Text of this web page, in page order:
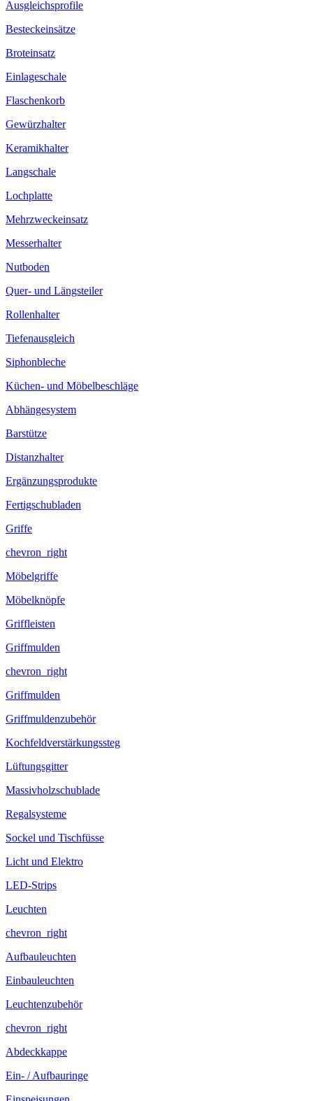
Ausgleichsprofile
Besteckeinsätze
Broteinsatz
Einlageschale
Flaschenkorb
Gewürzhalter
Keramikhalter
Langschale
Lochplatte
Mehrzweckeinsatz
Messerhalter
Nutboden
Quer- und Längsteiler
Rollenhalter
Tiefenausgleich
Siphonbleche
Küchen- und Möbelbeschläge
Abhängesystem
Barstütze
Distanzhalter
Ergänzungsprodukte
Fertigschubladen
Griffe
chevron_right
Möbelgriffe
Möbelknöpfe
Griffleisten
Griffmulden
chevron_right
Griffmulden
Griffmuldenzubehör
Kochfeldverstärkungssteg
Lüftungsgitter
Massivholzschublade
Regalsysteme
Sockel und Tischfüsse
Licht und Elektro
LED-Strips
Leuchten
chevron_right
Aufbauleuchten
Einbauleuchten
Leuchtenzubehör
chevron_right
Abdeckkappe
Ein- / Aufbauringe